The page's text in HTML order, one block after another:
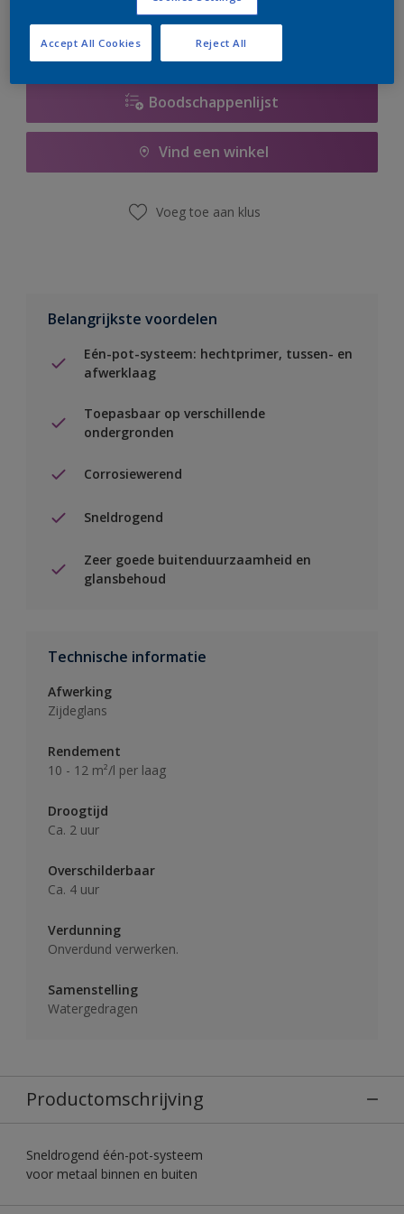
Boodschappenlijst
Vind een winkel
Voeg toe aan klus
Belangrijkste voordelen
Eén-pot-systeem: hechtprimer, tussen- en
afwerklaag
Toepasbaar op verschillende
ondergronden
Corrosiewerend
Sneldrogend
Zeer goede buitenduurzaamheid en
glansbehoud
Technische informatie
Afwerking
Zijdeglans
Rendement
10 - 12 m²/l per laag
Droogtijd
Ca. 2 uur
Overschilderbaar
Ca. 4 uur
Verdunning
Onverdund verwerken.
Samenstelling
Watergedragen
Productomschrijving
Sneldrogend één-pot-systeem
voor metaal binnen en buiten
Reject All
Accept All Cookies